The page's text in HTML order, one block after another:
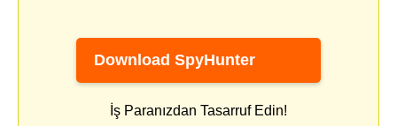
Download SpyHunter
İş Paranızdan Tasarruf Edin!